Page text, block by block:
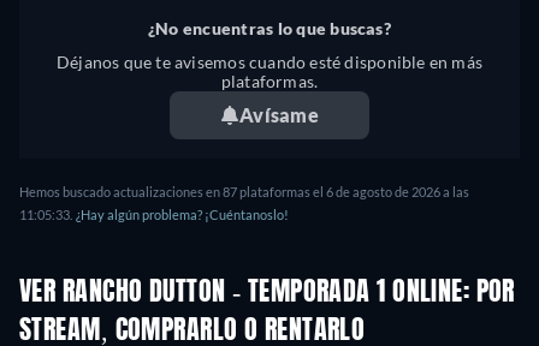
¿No encuentras lo que buscas?
Déjanos que te avisemos cuando esté disponible en más
plataformas.
Avísame
Hemos buscado actualizaciones en87plataformas el 6 de agosto de 2026a las
11:05:33 ¿Hay algún problema? ¡Cuéntanoslo!
VER RANCHO DUTTON - TEMPORADA 1 ONLINE: POR
STREAM, COMPRARLO O RENTARLO